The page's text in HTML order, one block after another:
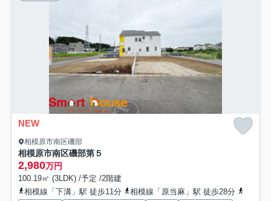
NEW
相模原市南区磯部
相模原市南区磯部第５
2,980万円
100.19㎡ (3LDK) /予定 /2階建
相模線「下溝」駅 徒歩11分
相模線「原当麻」駅 徒歩28分